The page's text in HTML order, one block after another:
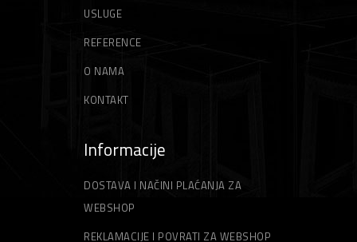
USLUGE
REFERENCE
O NAMA
KONTAKT
Informacije
DOSTAVA I NAČINI PLAĆANJA ZA
WEBSHOP
REKLAMACIJE I POVRATI ZA WEBSHOP